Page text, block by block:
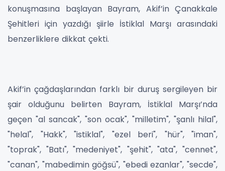
konuşmasına başlayan Bayram, Akif’in Çanakkale
Şehitleri için yazdığı şiirle İstiklal Marşı arasındaki
benzerliklere dikkat çekti.
Akif’in çağdaşlarından farklı bir duruş sergileyen bir
şair olduğunu belirten Bayram, İstiklal Marşı’nda
geçen "al sancak", "son ocak", "milletim", "şanlı hilal",
"helal", "Hakk", "istiklal", "ezel beri", "hür", "iman",
"toprak", "Batı", "medeniyet", "şehit", "ata", "cennet",
"canan", "mabedimin göğsü", "ebedi ezanlar", "secde",